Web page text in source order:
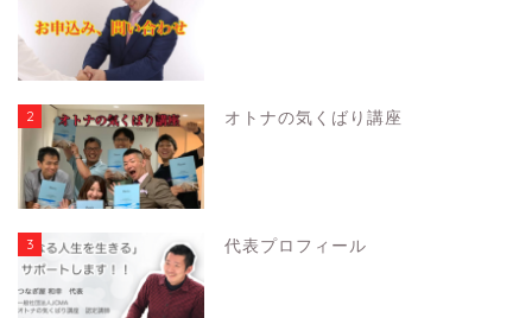
2 オトナの気くばり講座
3 代表プロフィール